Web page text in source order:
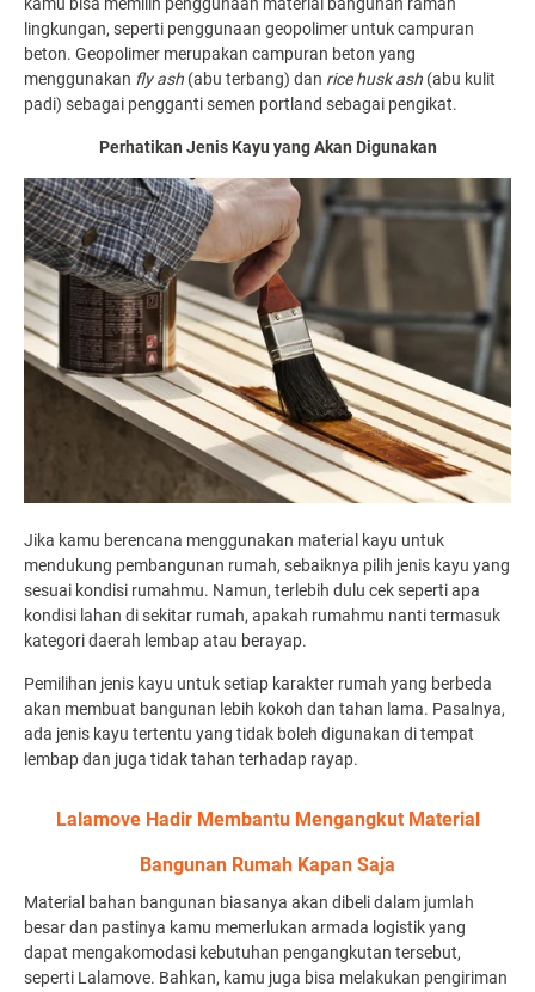
lingkungan, seperti penggunaan geopolimer untuk campuran
beton. Geopolimer merupakan campuran beton yang
menggunakan fly ash (abu terbang) dan rice husk ash (abu kulit
padi) sebagai pengganti semen portland sebagai pengikat.
Perhatikan Jenis Kayu yang Akan Digunakan
Jika kamu berencana menggunakan material kayu untuk
mendukung pembangunan rumah, sebaiknya pilih jenis kayu yang
sesuai kondisi rumahmu. Namun, terlebih dulu cek seperti apa
kondisi lahan di sekitar rumah, apakah rumahmu nanti termasuk
kategori daerah lembap atau berayap.
Pemilihan jenis kayu untuk setiap karakter rumah yang berbeda
akan membuat bangunan lebih kokoh dan tahan lama. Pasalnya,
ada jenis kayu tertentu yang tidak boleh digunakan di tempat
lembap dan juga tidak tahan terhadap rayap.
Lalamove Hadir Membantu Mengangkut Material
Bangunan Rumah Kapan Saja
Material bahan bangunan biasanya akan dibeli dalam jumlah
besar dan pastinya kamu memerlukan armada logistik yang
dapat mengakomodasi kebutuhan pengangkutan tersebut,
seperti Lalamove. Bahkan, kamu juga bisa melakukan pengiriman